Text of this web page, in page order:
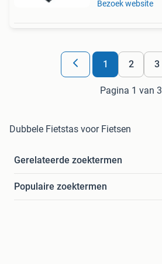
Bezoek website
1 2 3
Pagina 1 van 3
Dubbele Fietstas voor Fietsen
Gerelateerde zoektermen
Populaire zoektermen